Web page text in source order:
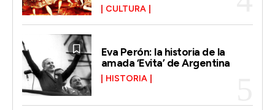
CULTURA
Eva Perón: la historia de la
amada ‘Evita’ de Argentina
HISTORIA